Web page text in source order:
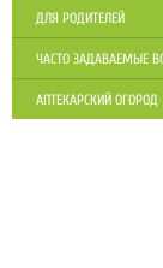
ДЛЯ РОДИТЕЛЕЙ
ЧАСТО ЗАДАВАЕМЫЕ
АПТЕКАРСКИЙ ОГОРОД